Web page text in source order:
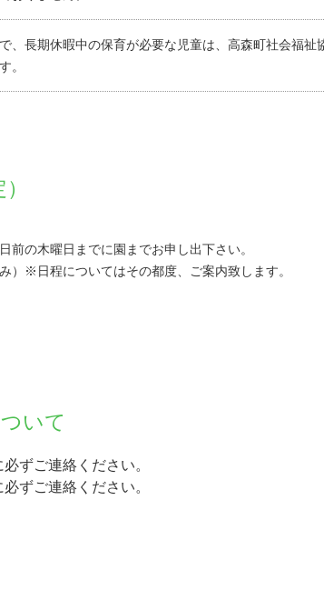
、長期休暇中の保育が必要な児童は、高森町社会福
。
の木曜日までに園までお申し出下さい。
）※日程についてはその都度、ご案内致します。
いて
ずご連絡ください。
ずご連絡ください。